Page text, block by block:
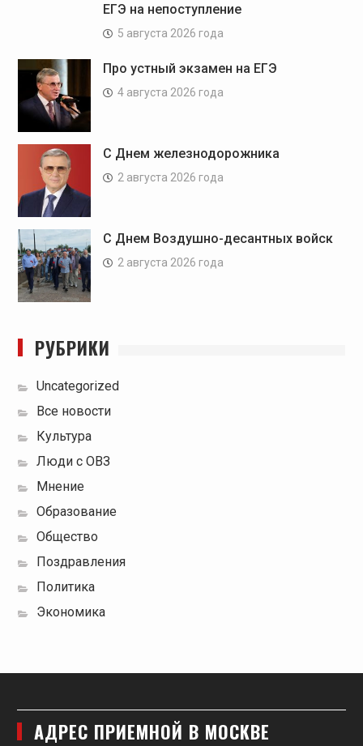
ЕГЭ на непоступление
5 августа 2026 года
Про устный экзамен на ЕГЭ
4 августа 2026 года
С Днем железнодорожника
2 августа 2026 года
С Днем Воздушно-десантных войск
2 августа 2026 года
РУБРИКИ
Uncategorized
Все новости
Культура
Люди с ОВЗ
Мнение
Образование
Общество
Поздравления
Политика
Экономика
АДРЕС ПРИЕМНОЙ В МОСКВЕ